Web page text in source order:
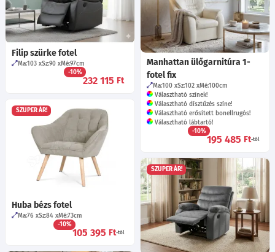
Filip szürke fotel
Ma:103 Sz:90 Mé:97cm
-10%
232 115 Ft
Manhattan ülőgarnitúra 1-
fotel fix
Ma:100 Sz:102 Mé:100cm
Választható színek!
Választható dísztűzés színe!
Választható erősített bonellrugós!
Választható lábtartó!
-10%
195 485 Ft-tól
SZUPER ÁR!
Huba bézs fotel
Ma:76 Sz:84 Mé:73cm
-10%
105 395 Ft-tól
SZUPER ÁR!